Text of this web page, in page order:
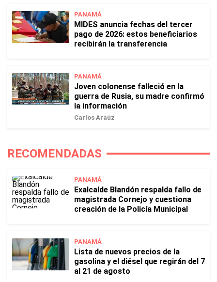
PANAMÁ
MIDES anuncia fechas del tercer
pago de 2026: estos beneficiarios
recibirán la transferencia
PANAMÁ
Joven colonense falleció en la
guerra de Rusia, su madre confirmó
la información
Carlos Araúz
RECOMENDADAS
PANAMÁ
Exalcalde Blandón respalda fallo de
magistrada Cornejo y cuestiona
creación de la Policía Municipal
PANAMÁ
Lista de nuevos precios de la
gasolina y el diésel que regirán del 7
al 21 de agosto